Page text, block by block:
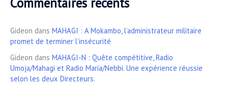
Gideon dans MAHAGI : A Mokambo, l’administrateur militaire
promet de terminer l’insécurité
Gideon dans MAHAGI-N : Quête compétitive, Radio
Umoja/Mahagi et Radio Maria/Nebbi. Une expérience réussie
selon les deux Directeurs.